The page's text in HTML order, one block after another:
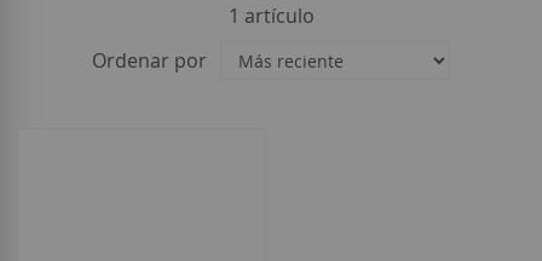
1 artículo
Ordenar por